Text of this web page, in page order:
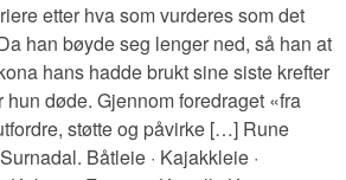
etter hva som vurderes som det
han bøyde seg lenger ned, så han at
hans hadde brukt sine siste krefter
døde. Gjennom foredraget «fra
støtte og påvirke […] Rune
Båtleie · Kajakkleie ·